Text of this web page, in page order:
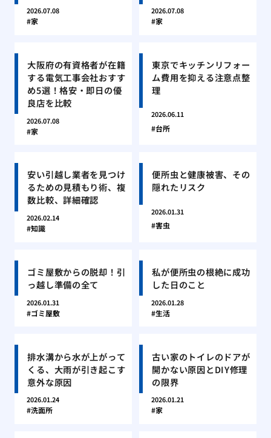
2026.07.08
家
2026.07.08
家
大阪府の有資格者が在籍
する電気工事会社おすす
め5選！格安・即日の優
良店を比較
2026.07.08
家
東京でキッチンリフォー
ム費用を抑える注意点整
理
2026.06.11
台所
安い引越し業者を見つけ
るための見積もり術、複
数比較、詳細確認
2026.02.14
知識
便所虫と健康被害、その
隠れたリスク
2026.01.31
害虫
ゴミ屋敷からの脱却！引
っ越し準備の全て
2026.01.31
ゴミ屋敷
私が便所虫の根絶に成功
した日のこと
2026.01.28
生活
排水溝から水が上がって
くる、大雨が引き起こす
意外な原因
2026.01.24
洗面所
古い家のトイレのドアが
開かない原因とDIY修理
の限界
2026.01.21
家